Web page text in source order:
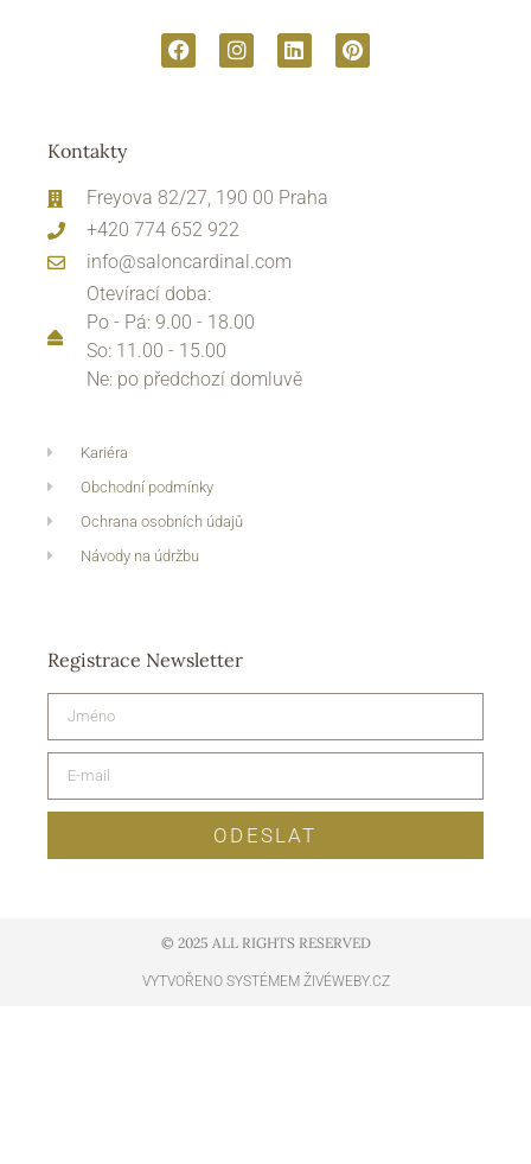
Kontakty
Freyova 82/27, 190 00 Praha
+420 774 652 922
info@saloncardinal.com
Otevírací doba:
Po - Pá: 9.00 - 18.00
So: 11.00 - 15.00
Ne: po předchozí domluvě
Kariéra
Obchodní podmínky
Ochrana osobních údajů
Návody na údržbu
Registrace Newsletter
ODESLAT
© 2025 ALL RIGHTS RESERVED​
VYTVOŘENO SYSTÉMEM ŽIVÉWEBY.CZ